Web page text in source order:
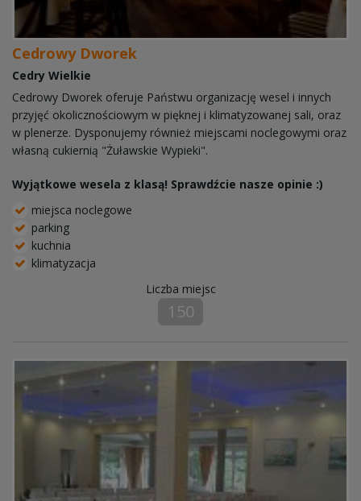
Cedrowy Dworek
Cedry Wielkie
Cedrowy Dworek oferuje Państwu organizację wesel i innych
przyjęć okolicznościowym w pięknej i klimatyzowanej sali, oraz
w plenerze. Dysponujemy również miejscami noclegowymi oraz
własną cukiernią "Żuławskie Wypieki".
Wyjątkowe wesela z klasą! Sprawdźcie nasze opinie :)
miejsca noclegowe
parking
kuchnia
klimatyzacja
Liczba miejsc
150